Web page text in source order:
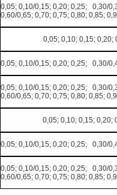
0,05; 0,10/0,15; 0,20; 0,25; 0,30/
0,60/0,65; 0,70; 0,75; 0,80; 0,85;
0,05; 0,10; 0,15; 0,20;
0,05; 0,10/0,15; 0,20; 0,25; 0,30/
0,05; 0,10/0,15; 0,20; 0,25; 0,30/
0,60/0,65; 0,70; 0,75; 0,80; 0,85;
0,05; 0,10; 0,15; 0,20;
0,05; 0,10/0,15; 0,20; 0,25; 0,30/
0,05; 0,10/0,15; 0,20; 0,25; 0,30/
0,60/0,65; 0,70; 0,75; 0,80; 0,85;